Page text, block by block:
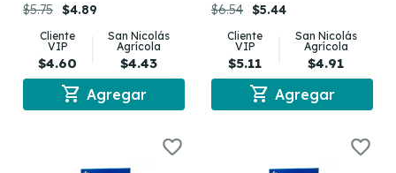
$5.75 $4.89
Cliente
VIP
$4.60
San Nicolás
Agrícola
$4.43
shopping_cart Agregar
$6.54 $5.44
Cliente
VIP
$5.11
San Nicolás
Agrícola
$4.91
shopping_cart Agregar